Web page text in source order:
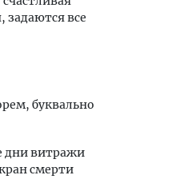
задаются все
буквально
дни витражи
смерти